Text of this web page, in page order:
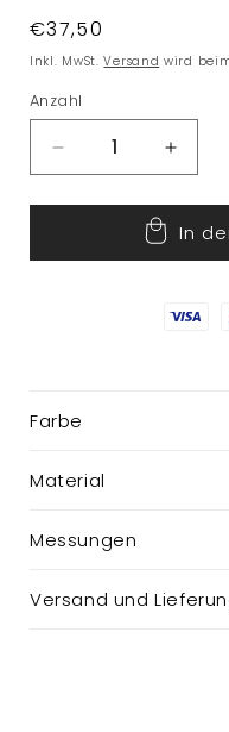
Normaler
Preis
€37,50
Inkl. MwSt.Versand wird
Anzahl
Verringere
die
Menge
Pilz
Erhöhe
die
für
Pilz
In
Farbe
Material
Messungen
Versand und